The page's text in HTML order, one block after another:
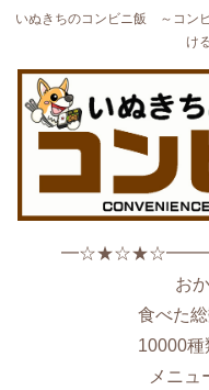
いぬきちのコンビニ飯 ～コン
け
お
食べた
10000種
メニ